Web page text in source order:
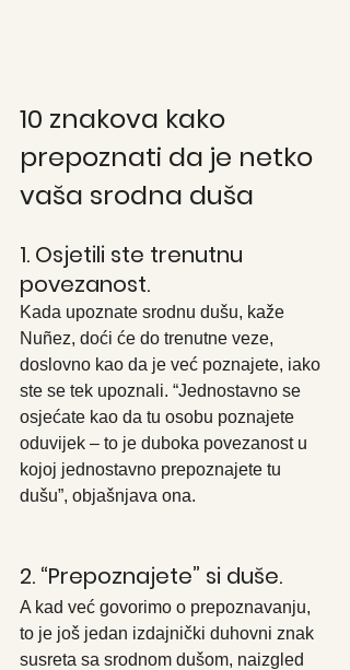
10 znakova kako
prepoznati da je netko
vaša srodna duša
1. Osjetili ste trenutnu
povezanost.
Kada upoznate srodnu dušu, kaže
Nuñez, doći će do trenutne veze,
doslovno kao da je već poznajete, iako
ste se tek upoznali. “Jednostavno se
osjećate kao da tu osobu poznajete
oduvijek – to je duboka povezanost u
kojoj jednostavno prepoznajete tu
dušu”, objašnjava ona.
2. “Prepoznajete” si duše.
A kad već govorimo o prepoznavanju,
to je još jedan izdajnički duhovni znak
susreta sa srodnom dušom, naizgled